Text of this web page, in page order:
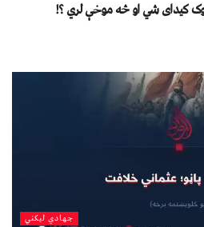
کيدای شي او څه موخې لري ؟!
جهادي لیکني